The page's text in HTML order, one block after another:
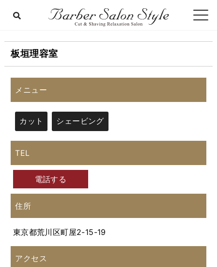
板垣理容室
メニュー
カット シェービング
TEL
電話する
住所
東京都荒川区町屋2-15-19
アクセス